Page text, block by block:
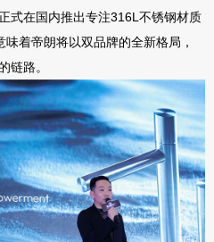
式在国内推出专注316L不锈钢材质
着帝朗将以双品牌的全新格局 ，
链路。